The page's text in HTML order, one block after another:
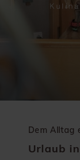
Dem Alltag
Urlaub